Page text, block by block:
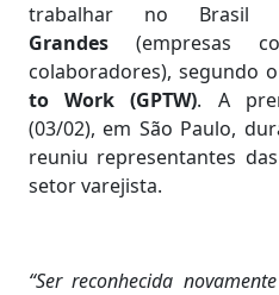
trabalhar no Brasil
Grandes (empresas
colaboradores), segundo
to Work (GPTW). A
(03/02), em São Paulo,
reuniu representantes
setor varejista.
“Ser reconhecida